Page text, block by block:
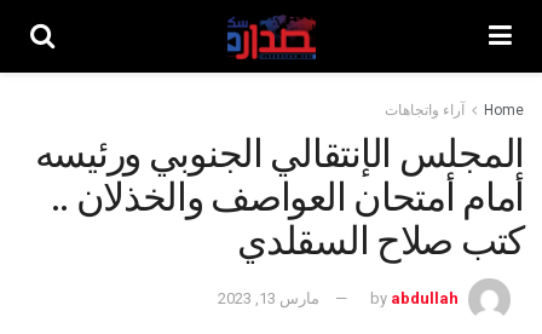
Home آراء واتجاهات
المجلس الإنتقالي الجنوبي ورئيسه
أمام أمتحان العواصف والخذلان ..
كتب صلاح السقلدي
by abdullah مارس 13, 2023